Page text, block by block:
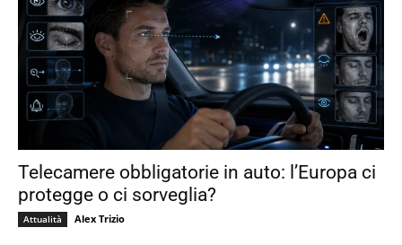
Telecamere obbligatorie in auto: l’Europa ci
protegge o ci sorveglia?
Attualità Alex Trizio